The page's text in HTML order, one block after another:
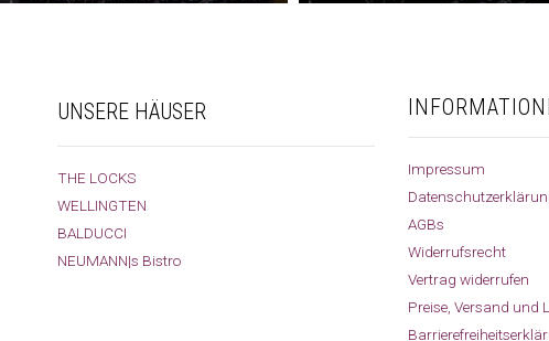
UNSERE HÄUSER
THE LOCKS
WELLINGTEN
BALDUCCI
NEUMANN|s Bistro
Impressum
AGBs
Widerrufsrecht
Vertrag widerrufen
Preise, Versand und